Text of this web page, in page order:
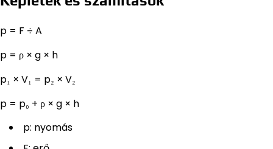
p = F ÷ A
p = ρ × g × h
p₁ × V₁ = p₂ × V₂
p = p₀ + ρ × g × h
p: nyomás